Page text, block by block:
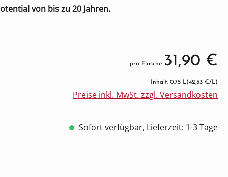
von bis zu 20 Jahren.
pro Flasche 31,90 €
Inhalt: 0.75 L(42,53 €/L)
Preise inkl. MwSt. zzgl. Versandkosten
Sofort verfügbar, Lieferzeit: 1-3 Tage